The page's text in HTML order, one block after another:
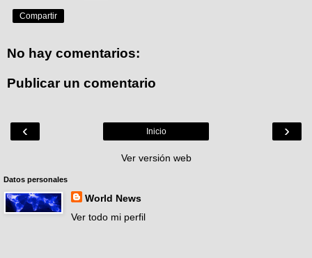
Compartir
No hay comentarios:
Publicar un comentario
‹ ›
Inicio
Ver versión web
Datos personales
World News
Ver todo mi perfil